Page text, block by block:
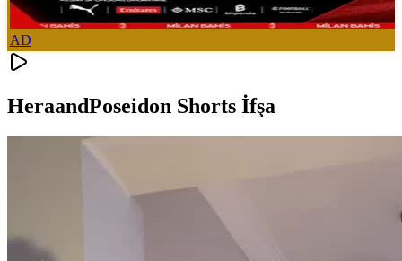
AD
HeraandPoseidon Shorts İfşa